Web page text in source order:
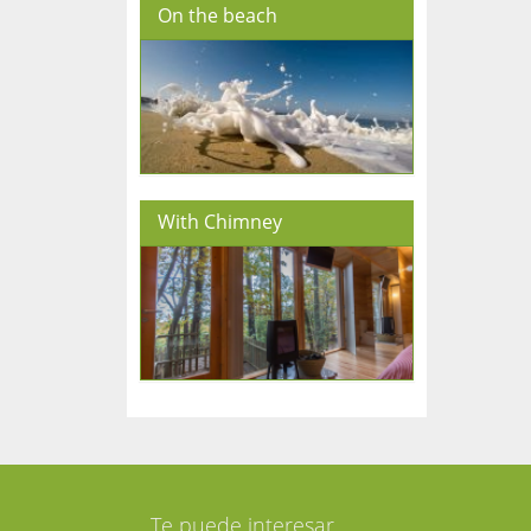
On the beach
With Chimney
Te puede interesar